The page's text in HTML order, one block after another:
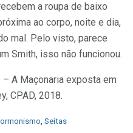
a roupa de baixo
ao corpo, noite e dia,
mal. Pelo visto, parece
Smith, isso não funcionou.
– A Maçonaria exposta em
CPAD, 2018.
, Seitas